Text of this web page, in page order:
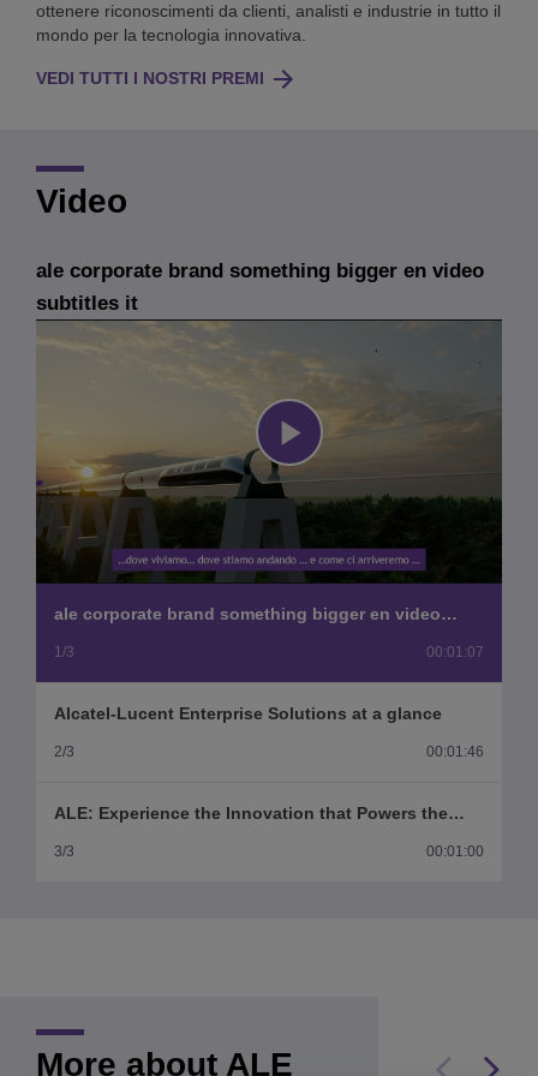
ottenere riconoscimenti da clienti, analisti e industrie in tutto il
mondo per la tecnologia innovativa.
VEDI TUTTI I NOSTRI PREMI
Video
ale corporate brand something bigger en video
1/3 00:01:07
Alcatel-Lucent Enterprise Solutions at a glance
2/3 00:01:46
ALE: Experience the Innovation that Powers the
3/3 00:01:00
ale corporate brand something bigger en video
subtitles it
Play
Video
More about ALE